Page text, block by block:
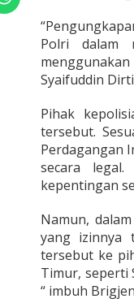
0
0
D
r
d
S
u
a
a
y
a
a
n
Polri dalam
Syaifuddin
Pihak
tersebut.
Perdagangan
secara
kepentingan
Namun,
yang izinnya
tersebut ke
Timur, seperti
“ imbuh